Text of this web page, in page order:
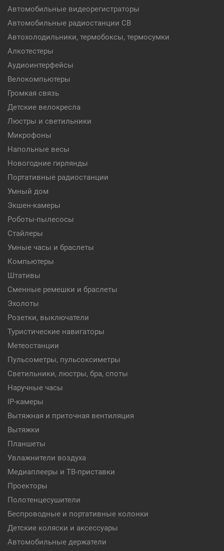
Автомобильные видеорегистраторы
Автомобильные радиостанции CB
Автохолодильники, термобоксы, термосумки
Алкотестеры
Аудиоинтерфейсы
Велокомпьютеры
Громкая связь
Детские велокресла
Люстры и светильники
Микрофоны
Напольные весы
Новогодние гирлянды
Портативные радиостанции
Умный дом
Экшен-камеры
Роботы-пылесосы
Стайлеры
Умные часы и браслеты
Компьютеры
Штативы
Сменные ремешки и браслеты
Эхолоты
Розетки, выключатели
Туристические навигаторы
Метеостанции
Пульсометры, пульсоксиметры
Светильники, люстры, бра, споты
Наручные часы
IP-камеры
Вытяжная и приточная вентиляция
Вытяжки
Планшеты
Увлажнители воздуха
Медиаплееры и ТВ-приставки
Проекторы
Полотенцесушители
Беспроводные и портативные колонки
Детские коляски и аксессуары
Автомобильные держатели